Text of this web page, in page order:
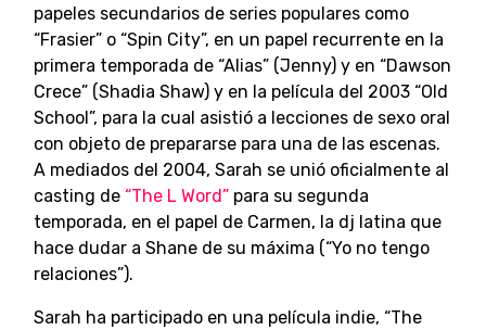
papeles secundarios de series populares como
“Frasier” o “Spin City”, en un papel recurrente en la
primera temporada de “Alias” (Jenny) y en “Dawson
Crece” (Shadia Shaw) y en la película del 2003 “Old
School”, para la cual asistió a lecciones de sexo oral
con objeto de prepararse para una de las escenas.
A mediados del 2004, Sarah se unió oficialmente al
casting de “The L Word ” para su segunda
temporada, en el papel de Carmen, la dj latina que
hace dudar a Shane de su máxima (“Yo no tengo
relaciones”).
Sarah ha participado en una película indie, “The